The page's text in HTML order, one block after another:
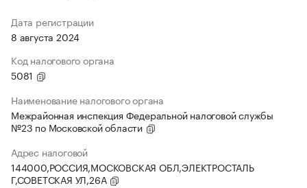
Дата регистрации
8 августа 2024
Код налогового органа
5081
Наименование налогового органа
Межрайонная инспекция Федеральной налоговой службы
№23 по Московской области
Адрес налоговой
144000,РОССИЯ,МОСКОВСКАЯ ОБЛ,ЭЛЕКТРОСТАЛЬ
Г,СОВЕТСКАЯ УЛ,26А